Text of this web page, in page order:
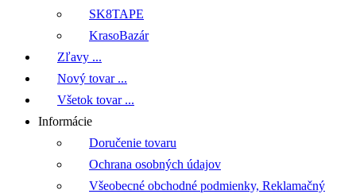
SK8TAPE
KrasoBazár
Zľavy ...
Nový tovar ...
Všetok tovar ...
Informácie
Doručenie tovaru
Ochrana osobných údajov
Všeobecné obchodné podmienky, Reklamačný